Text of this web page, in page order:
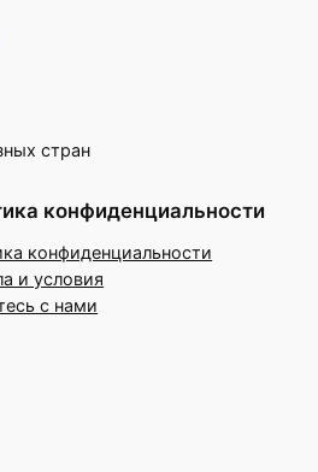
стран
конфиденциальности
конфиденциальности
и условия
с нами